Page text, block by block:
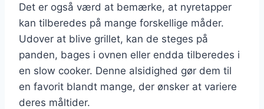
Det er også værd at bemærke, at nyretapper
kan tilberedes på mange forskellige måder.
Udover at blive grillet, kan de steges på
panden, bages i ovnen eller endda tilberedes i
en slow cooker. Denne alsidighed gør dem til
en favorit blandt mange, der ønsker at variere
deres måltider.